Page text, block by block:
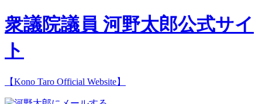
衆議院議員 河野太郎公式サイ
ト
【Kono Taro Official Website】